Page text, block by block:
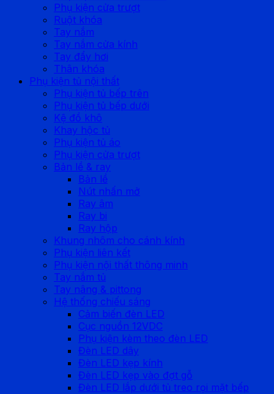
Phụ kiện cửa trượt
Ruột khóa
Tay nắm
Tay nắm cửa kính
Tay đẩy hơi
Thân khóa
Phụ kiện tủ nội thất
Phụ kiện tủ bếp trên
Phụ kiện tủ bếp dưới
Kệ đồ khô
Khay hộc tủ
Phụ kiện tủ áo
Phụ kiện cửa trượt
Bản lề & ray
Bản lề
Nút nhấn mở
Ray âm
Ray bi
Ray hộp
Khung nhôm cho cánh kính
Phụ kiện liên kết
Phụ kiện nội thất thông minh
Tay nắm tủ
Tay nâng & pittong
Hệ thống chiếu sáng
Cảm biến đèn LED
Cục nguồn 12VDC
Phụ kiện kèm theo đèn LED
Đèn LED dây
Đèn LED kẹp kính
Đèn LED kẹp vào đợt gỗ
Đèn LED lắp dưới tủ treo rọi mặt bếp